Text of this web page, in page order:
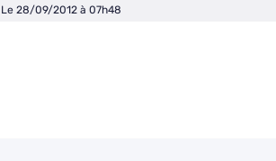
Le 28/09/2012 à 07h48